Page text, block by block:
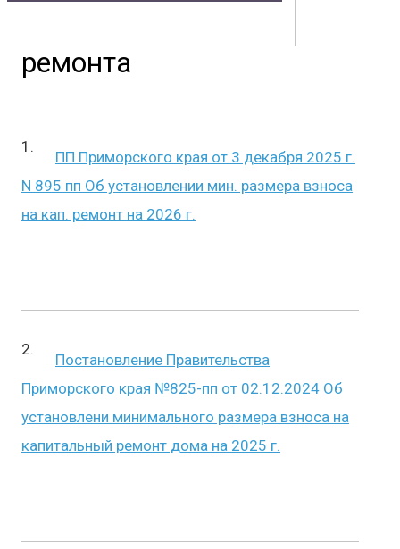
Контакты
Документы
Физическим лицам
Маркетплейс
ремонта
ПП Приморского края от 3 декабря 2025 г.
N 895 пп Об установлении мин. размера взноса
на кап. ремонт на 2026 г.
Постановление Правительства
Приморского края №825-пп от 02.12.2024 Об
установлени минимального размера взноса на
капитальный ремонт дома на 2025 г.